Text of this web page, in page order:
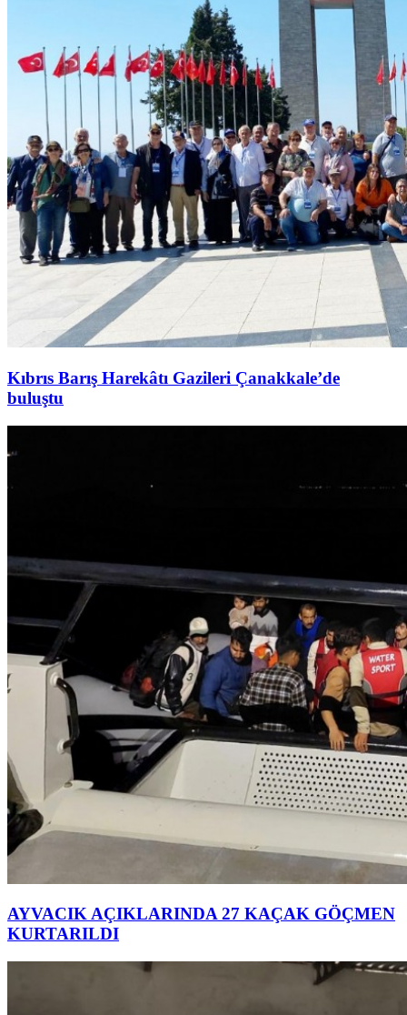
Kıbrıs Barış Harekâtı Gazileri Çanakkale’de
buluştu
AYVACIK AÇIKLARINDA 27 KAÇAK GÖÇMEN
KURTARILDI